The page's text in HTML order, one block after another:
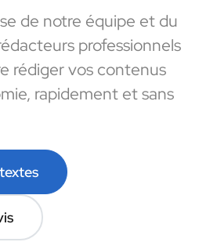
de notre équipe et du
professionnels
rédiger vos contenus
rapidement et sans